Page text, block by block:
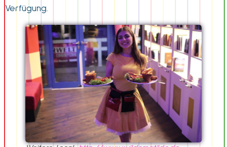
Verfügung.